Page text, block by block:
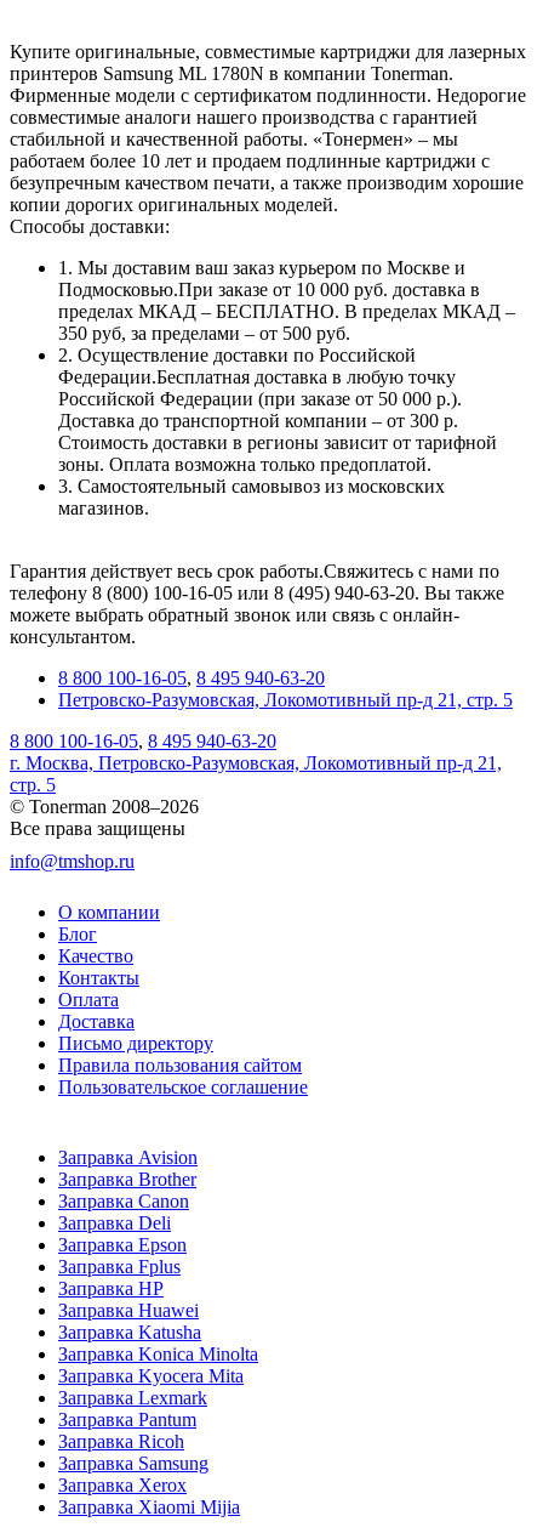
Купите оригинальные, совместимые картриджи для лазерных
принтеров Samsung ML 1780N в компании Tonerman.
Фирменные модели с сертификатом подлинности. Недорогие
совместимые аналоги нашего производства с гарантией
стабильной и качественной работы. «Тонермен» – мы
работаем более 10 лет и продаем подлинные картриджи с
безупречным качеством печати, а также производим хорошие
копии дорогих оригинальных моделей.
Способы доставки:
1. Мы доставим ваш заказ курьером по Москве и
Подмосковью.При заказе от 10 000 руб. доставка в
пределах МКАД – БЕСПЛАТНО. В пределах МКАД –
350 руб, за пределами – от 500 руб.
2. Осуществление доставки по Российской
Федерации.Бесплатная доставка в любую точку
Российской Федерации (при заказе от 50 000 р.).
Доставка до транспортной компании – от 300 р.
Стоимость доставки в регионы зависит от тарифной
зоны. Оплата возможна только предоплатой.
3. Самостоятельный самовывоз из московских
магазинов.
Гарантия действует весь срок работы.Свяжитесь с нами по
телефону 8 (800) 100-16-05 или 8 (495) 940-63-20. Вы также
можете выбрать обратный звонок или связь с онлайн-
консультантом.
8 800 100-16-05, 8 495 940-63-20
Петровско-Разумовская, Локомотивный пр-д 21, стр. 5
8 800 100-16-05, 8 495 940-63-20
г. Москва, Петровско-Разумовская, Локомотивный пр-д 21,
стр. 5
© Tonerman 2008–2026
Все права защищены
info@tmshop.ru
О компании
Блог
Качество
Контакты
Оплата
Доставка
Письмо директору
Правила пользования сайтом
Пользовательское соглашение
Заправка Avision
Заправка Brother
Заправка Canon
Заправка Deli
Заправка Epson
Заправка Fplus
Заправка HP
Заправка Huawei
Заправка Katusha
Заправка Konica Minolta
Заправка Kyocera Mita
Заправка Lexmark
Заправка Pantum
Заправка Ricoh
Заправка Samsung
Заправка Xerox
Заправка Xiaomi Mijia